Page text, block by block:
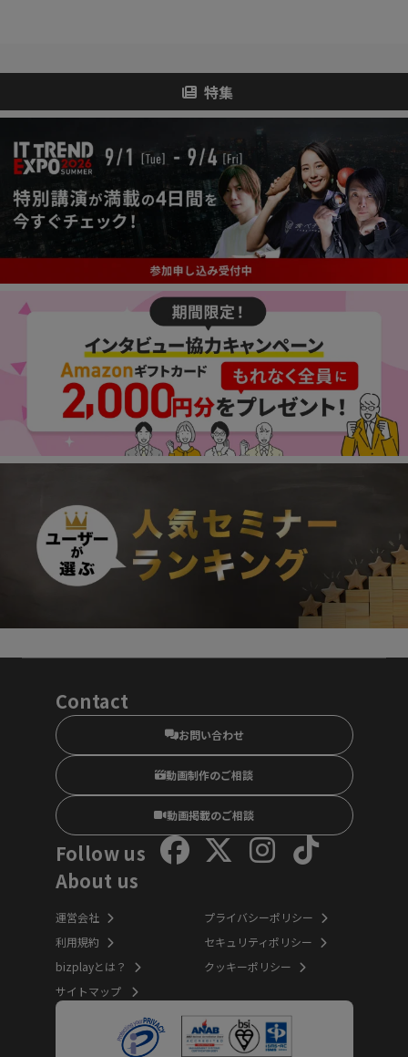
特集
Contact
お問い合わせ
動画制作のご相談
動画掲載のご相談
Follow us
About us
運営会社
利用規約
bizplayとは？
サイトマップ
プライバシーポリシー
セキュリティポリシー
クッキーポリシー